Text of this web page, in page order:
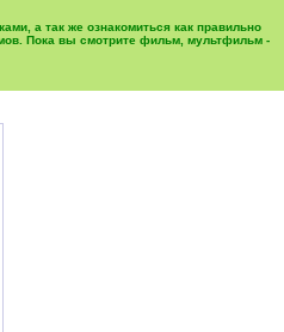
а так же ознакомиться как правильно
Пока вы смотрите фильм, мультфильм -